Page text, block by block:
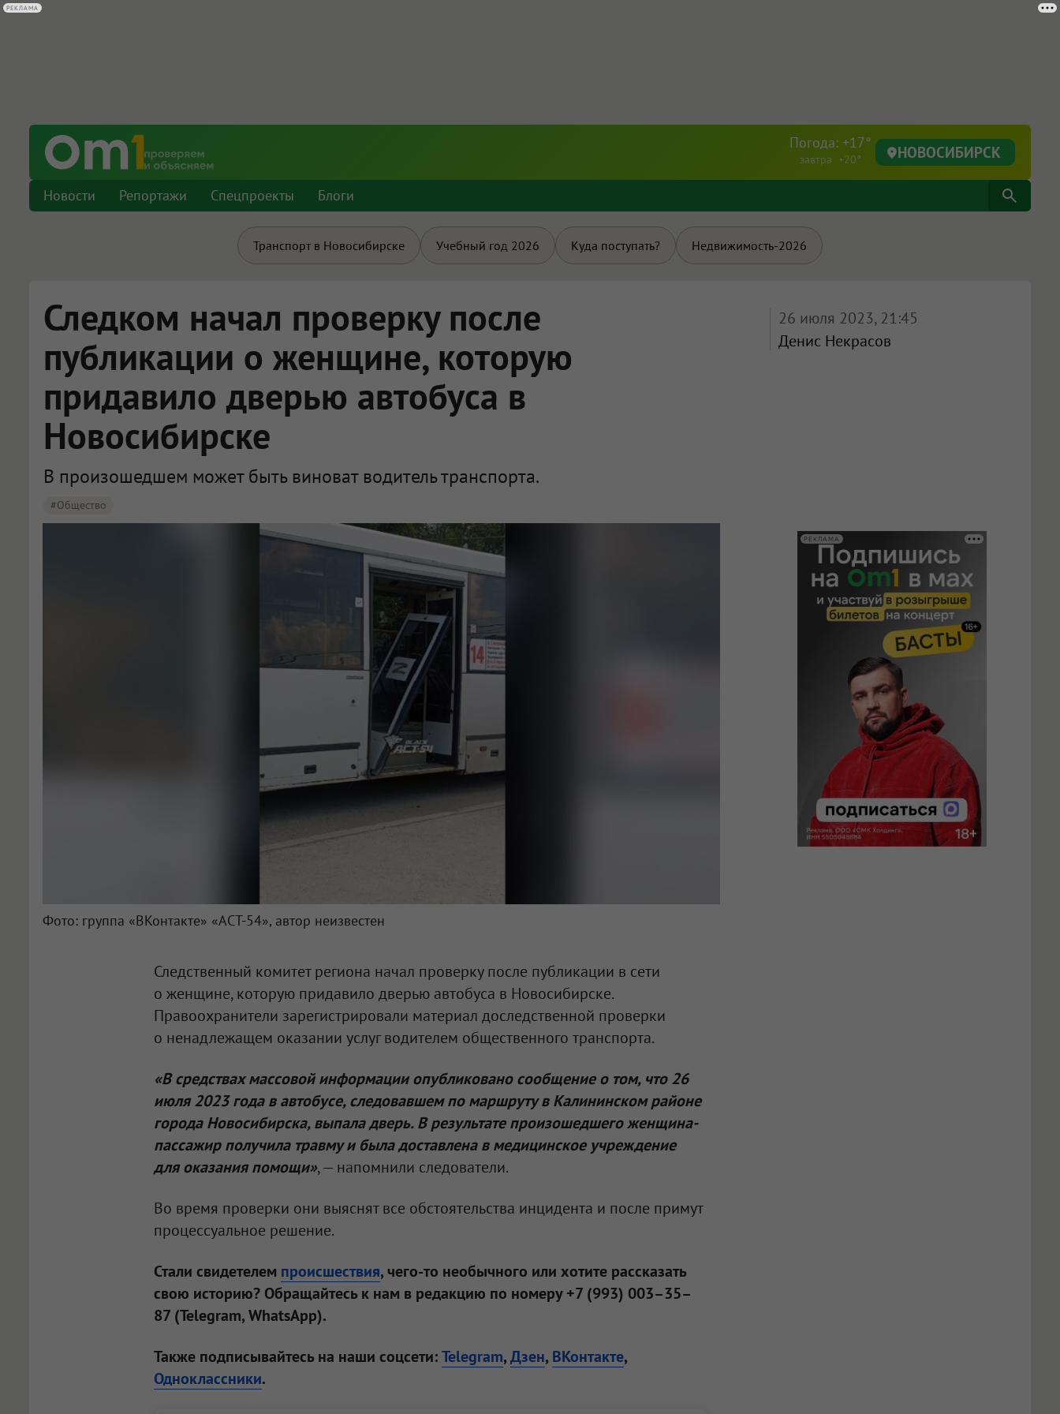
Погода: +17°
завтра +20° НОВОСИБИРСК
Новости Репортажи Спецпроекты Блоги
Транспорт в Новосибирске Учебный год 2026 Куда поступать? Недвижимость-2026
Следком начал проверку после
публикации о женщине, которую
придавило дверью автобуса в
Новосибирске
В произошедшем может быть виноват водитель транспорта.
#Общество
26 июля 2023, 21:45
Денис Некрасов
РЕКЛАМА
Фото: группа «ВКонтакте» «АСТ-54», автор неизвестен
Следственный комитет региона начал проверку после публикации в сети
о женщине, которую придавило дверью автобуса в Новосибирске.
Правоохранители зарегистрировали материал доследственной проверки
о ненадлежащем оказании услуг водителем общественного транспорта.
«В средствах массовой информации опубликовано сообщение о том, что 26
июля 2023 года в автобусе, следовавшем по маршруту в Калининском районе
города Новосибирска, выпала дверь. В результате произошедшего женщина-
пассажир получила травму и была доставлена в медицинское учреждение
для оказания помощи», — напомнили следователи.
Во время проверки они выяснят все обстоятельства инцидента и после примут
процессуальное решение.
Стали свидетелем происшествия, чего-то необычного или хотите рассказать
свою историю? Обращайтесь к нам в редакцию по номеру +7 (993) 003–35–
87 (Telegram, WhatsApp).
Также подписывайтесь на наши соцсети:Telegram,Дзен, ВКонтакте,
Одноклассники.
РЕКЛАМА